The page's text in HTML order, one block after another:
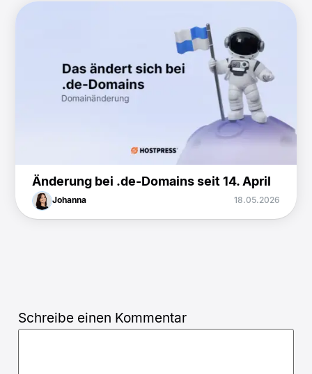
Änderung bei .de-Domains seit 14. April
Johanna 18.05.2026
Schreibe einen Kommentar